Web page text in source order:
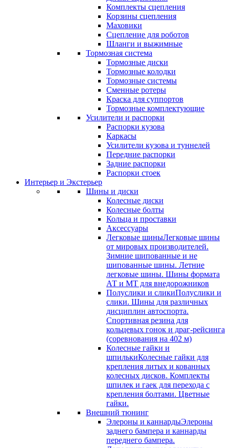
Комплекты сцепления
Корзины сцепления
Маховики
Сцепление для роботов
Шланги и выжимные
Тормозная система
Тормозные диски
Тормозные колодки
Тормозные системы
Сменные ротеры
Краска для суппортов
Тормозные комплектующие
Усилители и распорки
Распорки кузова
Каркасы
Усилители кузова и туннелей
Передние распорки
Задние распорки
Распорки стоек
Интерьер и Экстерьер
Шины и диски
Колесные диски
Колесные болты
Кольца и проставки
Аксессуары
Легковые шиныЛегковые шины
от мировых производителей.
Зимние шипованные и не
шипованные шины. Летние
легковые шины. Шины формата
АТ и МТ для внедорожников
Полуслики и сликиПолуслики и
слики. Шины для различных
дисциплин автоспорта.
Спортивная резина для
кольцевых гонок и драг-рейсинга
(соревнования на 402 м)
Колесные гайки и
шпилькиКолесные гайки для
крепления литых и кованных
колесных дисков. Комплекты
шпилек и гаек для перехода с
крепления болтами. Цветные
гайки.
Внешний тюнинг
Элероны и каннардыЭлероны
заднего бампера и каннарды
переднего бампера.